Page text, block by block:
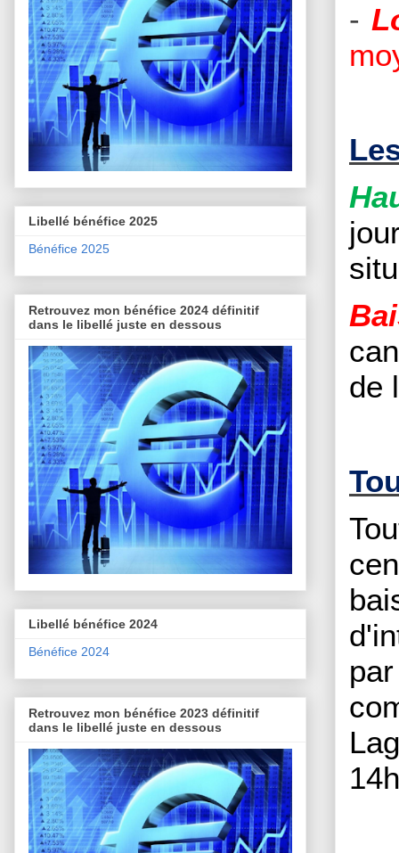
-
de
Libellé bénéfice 2025
Bénéfice 2025
Retrouvez mon bénéfice 2024 définitif
dans le libellé juste en dessous
Libellé bénéfice 2024
Bénéfice 2024
Retrouvez mon bénéfice 2023 définitif
dans le libellé juste en dessous